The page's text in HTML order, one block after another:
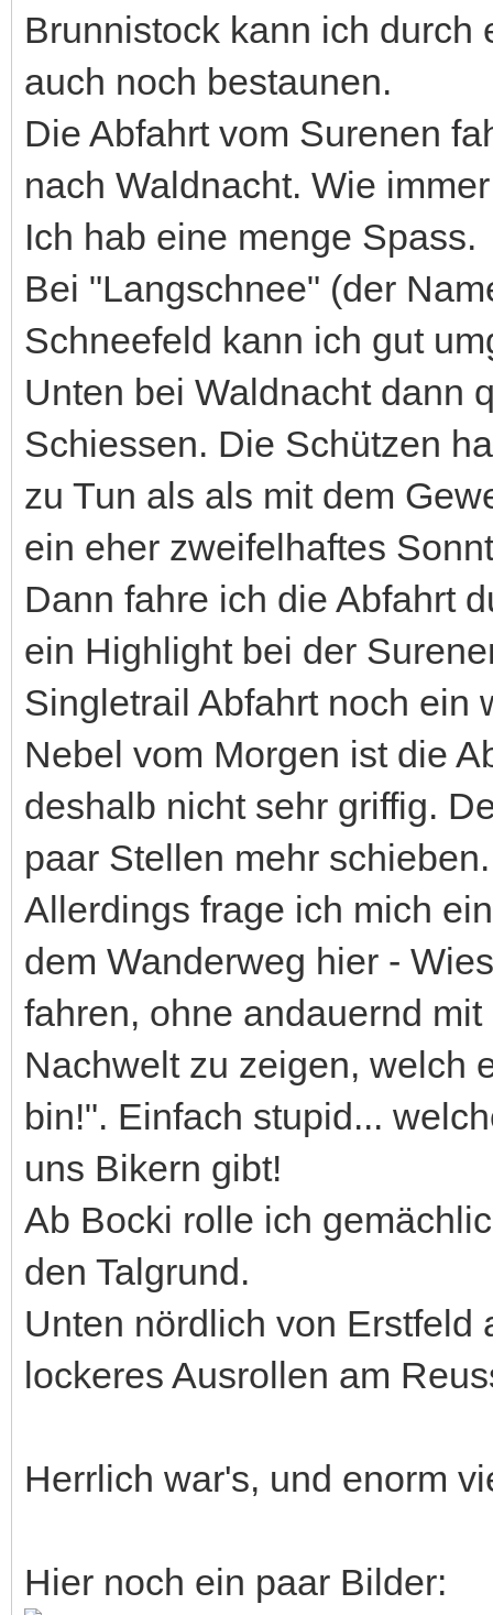
Brunnistock kann ich
auch noch bestaunen.
Die Abfahrt vom Surenen
nach Waldnacht. Wie
Ich hab eine menge Spass.
Bei "Langschnee" (der
Schneefeld kann ich gut
Unten bei Waldnacht dann
Schiessen. Die Schützen
zu Tun als als mit dem
ein eher zweifelhaftes
Dann fahre ich die Abfahrt
ein Highlight bei der
Singletrail Abfahrt noch ein
Nebel vom Morgen ist die
deshalb nicht sehr griffig.
paar Stellen mehr
Allerdings frage ich mich
dem Wanderweg hier -
fahren, ohne andauernd
Nachwelt zu zeigen, welch
bin!". Einfach stupid...
uns Bikern gibt!
Ab Bocki rolle ich
den Talgrund.
Unten nördlich von Erstfeld
lockeres Ausrollen am
Herrlich war's, und enorm
Hier noch ein paar Bilder: